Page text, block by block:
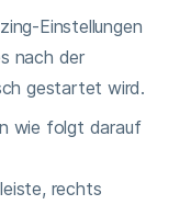
Einstellungen
nach der
gestartet wird.
wie folgt darauf
rechts